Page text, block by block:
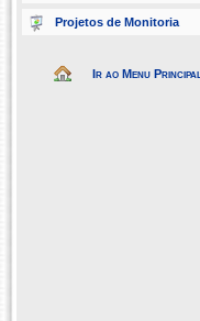
Projetos de Monitoria
Ir ao Menu Principal